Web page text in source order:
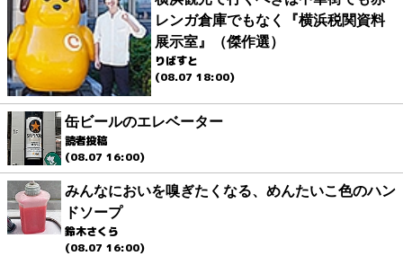
レンガ倉庫でもなく『横浜税関資料
展示室』（傑作選）
りばすと
(08.07 18:00)
缶ビールのエレベーター
読者投稿
(08.07 16:00)
みんなにおいを嗅ぎたくなる、めんたいこ色のハン
ドソープ
鈴木さくら
(08.07 16:00)